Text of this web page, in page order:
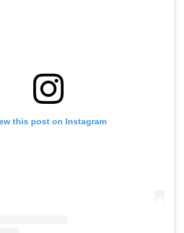
this post on Instagram